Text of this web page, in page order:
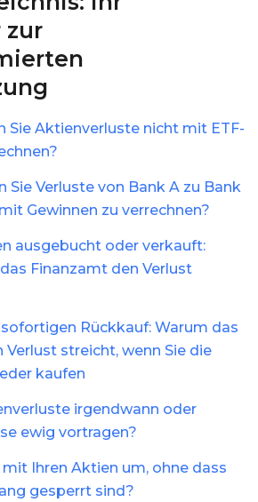
zur
Sie Aktienverluste nicht mit ETF-
Sie Verluste von Bank A zu Bank
Gewinnen zu verrechnen?
ausgebucht oder verkauft:
Finanzamt den Verlust
Rückkauf: Warum das
Verlust streicht, wenn Sie die
kaufen
irgendwann oder
ewig vortragen?
mit Ihren Aktien um, ohne dass
gesperrt sind?